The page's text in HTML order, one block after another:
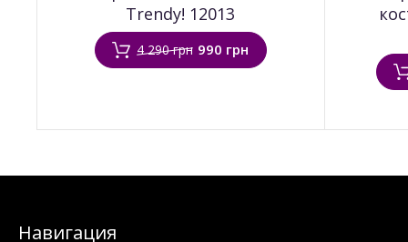
Trendy! 12013
4 290 грн 990 грн
Навигация